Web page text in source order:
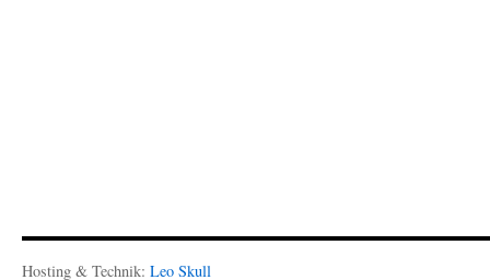
Hosting & Technik: Leo Skull